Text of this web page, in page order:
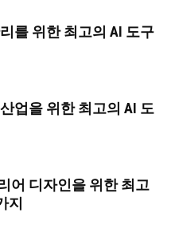
를 위한 최고의 AI 도구
업을 위한 최고의 AI 도
어 디자인을 위한 최고
지